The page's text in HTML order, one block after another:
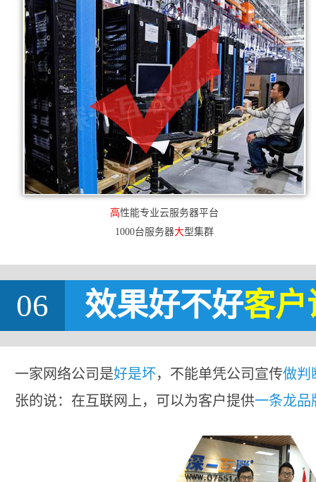
高性能专业云服务器平台
1000台服务器大型集群
06 效果好不好客户
一家网络公司是好是坏，不能单凭公司宣传做判
张的说：在互联网上，可以为客户提供一条龙品